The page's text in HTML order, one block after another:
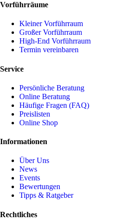
Vorführräume
Kleiner Vorführraum
Großer Vorführraum
High-End Vorführraum
Termin vereinbaren
Service
Persönliche Beratung
Online Beratung
Häufige Fragen (FAQ)
Preislisten
Online Shop
Informationen
Über Uns
News
Events
Bewertungen
Tipps & Ratgeber
Rechtliches